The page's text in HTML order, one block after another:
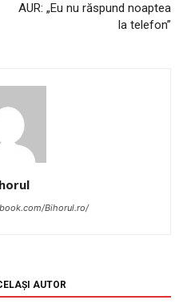
AUR: „Eu nu răspund noaptea
la telefon”
Bihorul.ro/
AUTOR